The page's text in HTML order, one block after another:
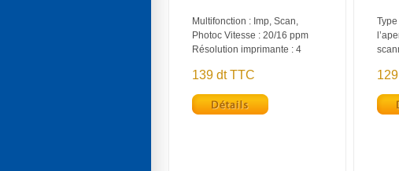
Multifonction : Imp, Scan,
Photoc Vitesse : 20/16 ppm
Résolution imprimante : 4
139 dt TTC